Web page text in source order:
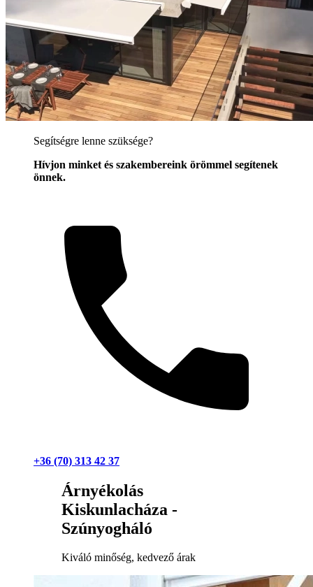
Segítségre lenne szüksége?
Hívjon minket és szakembereink örömmel segítenek
önnek.
+36 (70) 313 42 37
Árnyékolás
Kiskunlacháza -
Szúnyogháló
Kiváló minőség, kedvező árak